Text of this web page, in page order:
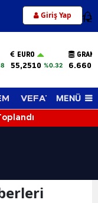
Giriş Yap 12
EURO
55,2510 %0.32
VEFAT EDENLER
MENÜ